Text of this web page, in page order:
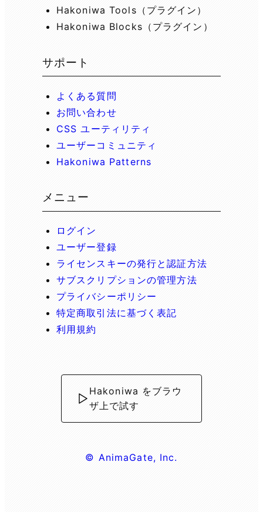
Hakoniwa Tools（プラグイン）
Hakoniwa Blocks（プラグイン）
サポート
よくある質問
お問い合わせ
CSS ユーティリティ
ユーザーコミュニティ
Hakoniwa Patterns
メニュー
ログイン
ユーザー登録
ライセンスキーの発行と認証方法
サブスクリプションの管理方法
プライバシーポリシー
特定商取引法に基づく表記
利用規約
Hakoniwa をブラウ
ザ上で試す
© AnimaGate, Inc.